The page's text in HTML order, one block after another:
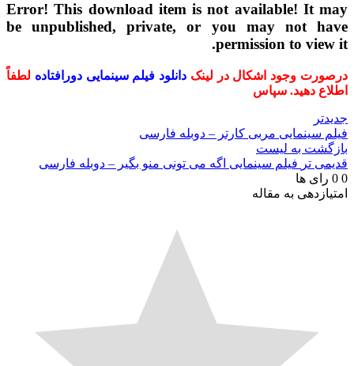
Error! This download item is not available! It may
be unpublished, private, or you may not have
permission to view it.
درصورت وجود اشکال در لینک دانلود فیلم سینمایی دورافتاده لطفاً
اطلاع دهید. سپاس
جدیدتر
فیلم سینمایی مربی کارتر – دوبله فارسی
بازگشت به لیست
قدیمی تر فیلم سینمایی اگه می تونی منو بگیر – دوبله فارسی
0
0 رای ها
امتیازدهی به مقاله